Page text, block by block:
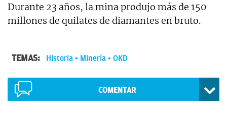
Durante 23 años, la mina produjo más de 150
millones de quilates de diamantes en bruto.
TEMAS: Historia Minería OKD
COMENTAR